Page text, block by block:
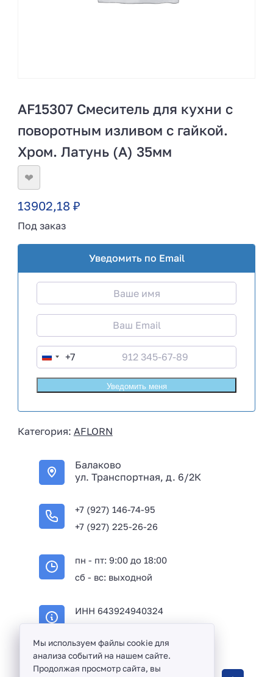
AF15307 Смеситель для кухни с
поворотным изливом с гайкой.
Хром. Латунь (А) 35мм
❤
13902,18 ₽
Под заказ
Уведомить по Email
R
u
s
a
7
+7
Категория: AFLORN
Балаково
ул. Транспортная, д. 6/2К
+7 (927) 146-74-95
+7 (927) 225-26-26
пн - пт: 9:00 до 18:00
сб - вс: выходной
ИНН 643924940324
Мы используем файлы cookie для
анализа событий на нашем сайте.
Продолжая просмотр сайта, вы